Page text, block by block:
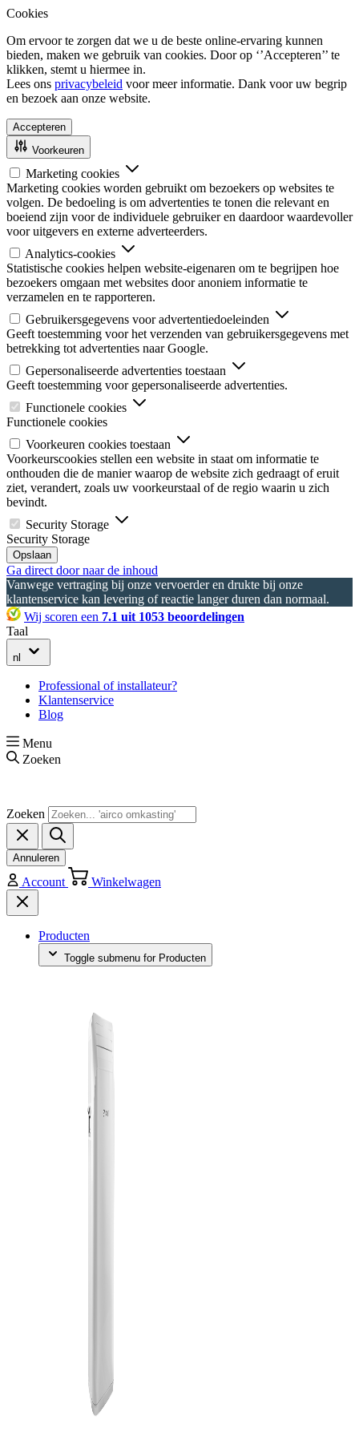
Cookies
Om ervoor te zorgen dat we u de beste online-ervaring kunnen
bieden, maken we gebruik van cookies. Door op ‘’Accepteren’’ te
klikken, stemt u hiermee in.
Lees ons privacybeleid voor meer informatie. Dank voor uw begrip
en bezoek aan onze website.
Accepteren
Voorkeuren
Marketing cookies
Marketing cookies worden gebruikt om bezoekers op websites te
volgen. De bedoeling is om advertenties te tonen die relevant en
boeiend zijn voor de individuele gebruiker en daardoor waardevoller
voor uitgevers en externe adverteerders.
Analytics-cookies
Statistische cookies helpen website-eigenaren om te begrijpen hoe
bezoekers omgaan met websites door anoniem informatie te
verzamelen en te rapporteren.
Gebruikersgegevens voor advertentiedoeleinden
Geeft toestemming voor het verzenden van gebruikersgegevens met
betrekking tot advertenties naar Google.
Gepersonaliseerde advertenties toestaan
Geeft toestemming voor gepersonaliseerde advertenties.
Functionele cookies
Functionele cookies
Voorkeuren cookies toestaan
Voorkeurscookies stellen een website in staat om informatie te
onthouden die de manier waarop de website zich gedraagt of eruit
ziet, verandert, zoals uw voorkeurstaal of de regio waarin u zich
bevindt.
Security Storage
Security Storage
Opslaan
Ga direct door naar de inhoud
Vanwege vertraging bij onze vervoerder en drukte bij onze
klantenservice kan levering of reactie langer duren dan normaal.
Wij scoren een 7.1 uit 1053 beoordelingen
Taal
nl
Professional of installateur?
Klantenservice
Blog
Menu
Zoeken
Zoeken
Annuleren
Account Winkelwagen
Producten
Toggle submenu for Producten